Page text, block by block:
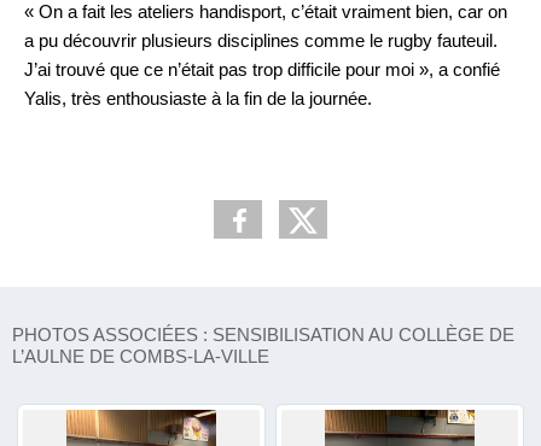
« On a fait les ateliers handisport, c’était vraiment bien, car on
a pu découvrir plusieurs disciplines comme le rugby fauteuil.
J’ai trouvé que ce n’était pas trop difficile pour moi », a confié
Yalis, très enthousiaste à la fin de la journée.
PHOTOS ASSOCIÉES : SENSIBILISATION AU COLLÈGE DE
L’AULNE DE COMBS-LA-VILLE